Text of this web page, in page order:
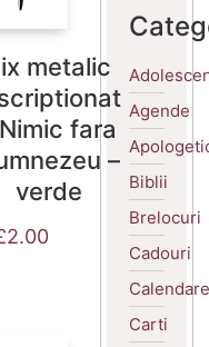
metalic
fara
–
verde
2.00
Agende
Biblii
Brelocuri
Cadouri
Calendare
Carti